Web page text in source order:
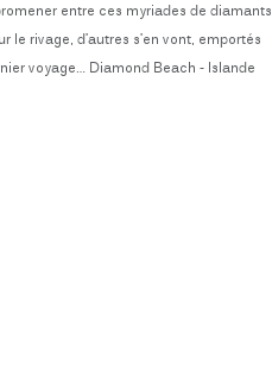
entre ces myriades de diamants
rivage, d’autres s’en vont, emportés
voyage… Diamond Beach - Islande